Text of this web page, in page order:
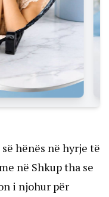
hënës në hyrje të
në Shkup tha se
i njohur për